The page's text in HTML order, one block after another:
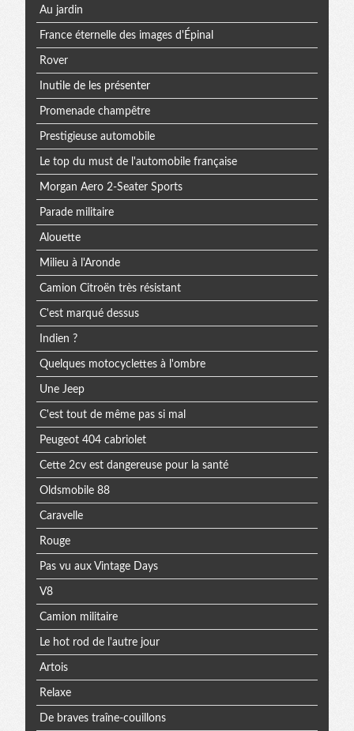
Au jardin
France éternelle des images d'Épinal
Rover
Inutile de les présenter
Promenade champêtre
Prestigieuse automobile
Le top du must de l'automobile française
Morgan Aero 2-Seater Sports
Parade militaire
Alouette
Milieu à l'Aronde
Camion Citroën très résistant
C'est marqué dessus
Indien ?
Quelques motocyclettes à l'ombre
Une Jeep
C'est tout de même pas si mal
Peugeot 404 cabriolet
Cette 2cv est dangereuse pour la santé
Oldsmobile 88
Caravelle
Rouge
Pas vu aux Vintage Days
V8
Camion militaire
Le hot rod de l'autre jour
Artois
Relaxe
De braves traîne-couillons